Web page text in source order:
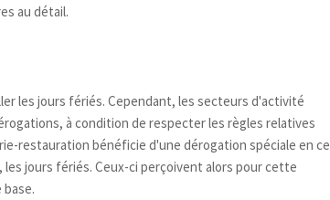
au détail.
les jours fériés. Cependant, les secteurs d'activité
à condition de respecter les règles relatives
restauration bénéficie d'une dérogation spéciale en ce
jours fériés. Ceux-ci perçoivent alors pour cette